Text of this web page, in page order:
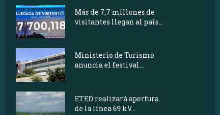
Más de 7,7 millones de
visitantes llegan al país...
Ministerio de Turismo
anuncia el festival...
ETED realizará apertura
de la línea 69 kV...